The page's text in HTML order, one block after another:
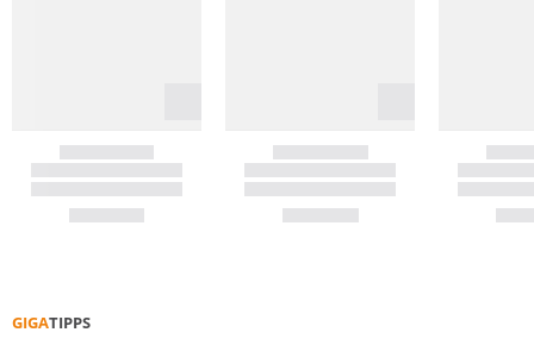
GIGATIPPS